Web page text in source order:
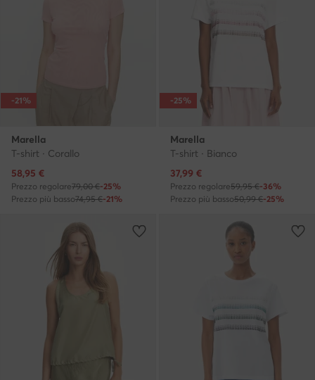
-21%
Marella
T-shirt · Corallo
Prezzo attuale
58,95 €
Prezzo regolare79,00 €-25%
Prezzo più basso74,95 €-21%
-25%
Marella
T-shirt · Bianco
Prezzo attuale
37,99 €
Prezzo regolare59,95 €-36%
Prezzo più basso50,99 €-25%